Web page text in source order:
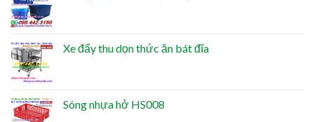
Xe đẩy thu dọn thức ăn bát đĩa
Sóng nhựa hở HS008